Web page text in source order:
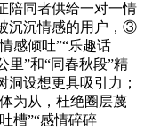
陪同者供给一对一情
沉沉情感的用户，③
感倾吐”“乐趣话
里”和“同春秋段”精
设想更具吸引力；
为从，杜绝圈层蔑
槽”“感情碎碎